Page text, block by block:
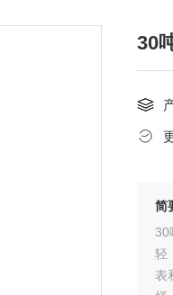
30
简
30
轻
表